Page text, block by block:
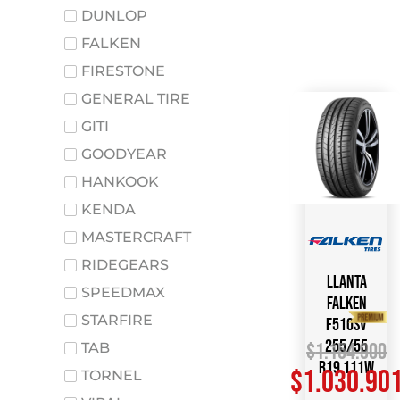
DUNLOP
FALKEN
FIRESTONE
GENERAL TIRE
GITI
GOODYEAR
HANKOOK
KENDA
MASTERCRAFT
RIDEGEARS
SPEEDMAX
STARFIRE
TAB
TORNEL
Llanta
FALKEN
F510SV
255/55
R19 111W
$1.154.900
$1.030.901